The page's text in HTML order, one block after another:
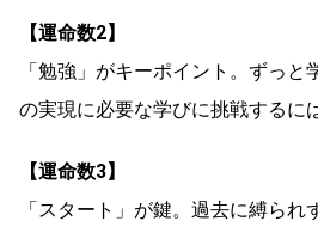
【運命数2】
「勉強」がキーポイント。ずっ
の実現に必要な学びに挑戦するに
【運命数3】
「スタート」が鍵。過去に縛ら